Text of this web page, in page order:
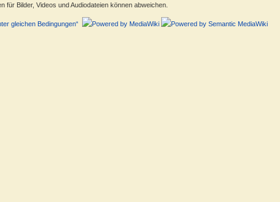
Bilder, Videos und Audiodateien können abweichen.